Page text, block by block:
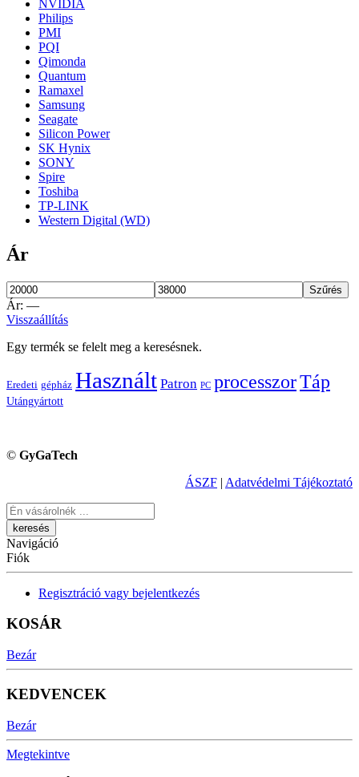
NVIDIA
Philips
PMI
PQI
Qimonda
Quantum
Ramaxel
Samsung
Seagate
Silicon Power
SK Hynix
SONY
Spire
Toshiba
TP-LINK
Western Digital (WD)
Ár
Szűrés
Ár: —
Visszaállítás
Egy termék se felelt meg a keresésnek.
Eredeti gépház Használt Patron PC processzorTáp
Utángyártott
© GyGaTech
ÁSZF | Adatvédelmi Tájékoztató
Keresés
Navigáció
Fiók
Regisztráció vagy bejelentkezés
KOSÁR
Bezár
KEDVENCEK
Bezár
Megtekintve